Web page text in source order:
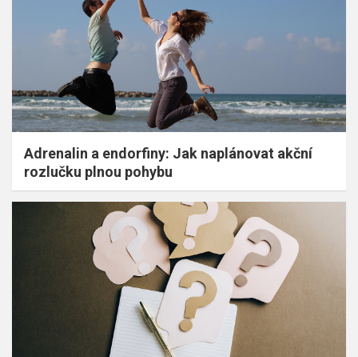
Adrenalin a endorfiny: Jak naplánovat akční
rozlučku plnou pohybu